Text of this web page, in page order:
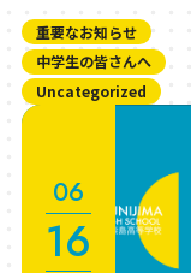
重要なお知らせ
中学生の皆さんへ
Uncategorized
06
16